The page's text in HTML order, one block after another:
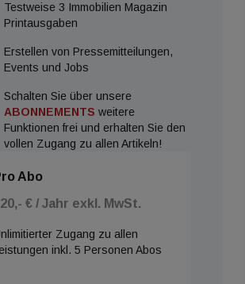
Testweise 3 Immobilien Magazin
Printausgaben
Erstellen von Pressemitteilungen,
Events und Jobs
Schalten Sie über unsere
ABONNEMENTS weitere
Funktionen frei und erhalten Sie den
vollen Zugang zu allen Artikeln!
Abo
€ / Jahr exkl. MwSt.
Zugang zu allen
inkl. 5 Personen Abos